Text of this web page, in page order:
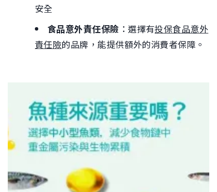
安全
食品意外責任保險 ：選擇有投保食品意外
責任險的品牌，能提供額外的消費者保障。